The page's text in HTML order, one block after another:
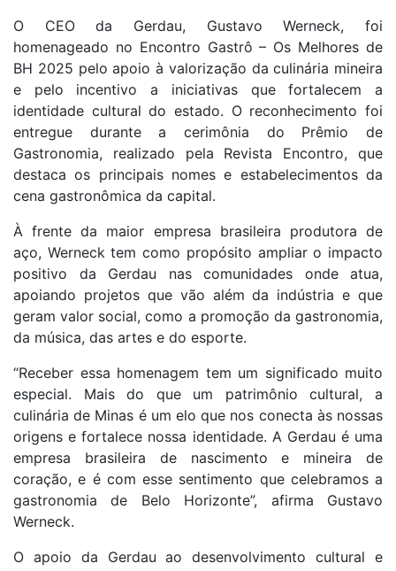
O CEO da Gerdau, Gustavo Werneck, foi
homenageado no Encontro Gastrô – Os Melhores de
BH 2025 pelo apoio à valorização da culinária mineira
e pelo incentivo a iniciativas que fortalecem a
identidade cultural do estado. O reconhecimento foi
entregue durante a cerimônia do Prêmio de
Gastronomia, realizado pela Revista Encontro, que
destaca os principais nomes e estabelecimentos da
cena gastronômica da capital.
À frente da maior empresa brasileira produtora de
aço, Werneck tem como propósito ampliar o impacto
positivo da Gerdau nas comunidades onde atua,
apoiando projetos que vão além da indústria e que
geram valor social, como a promoção da gastronomia,
da música, das artes e do esporte.
“Receber essa homenagem tem um significado muito
especial. Mais do que um patrimônio cultural, a
culinária de Minas é um elo que nos conecta às nossas
origens e fortalece nossa identidade. A Gerdau é uma
empresa brasileira de nascimento e mineira de
coração, e é com esse sentimento que celebramos a
gastronomia de Belo Horizonte”, afirma Gustavo
Werneck.
O apoio da Gerdau ao desenvolvimento cultural e